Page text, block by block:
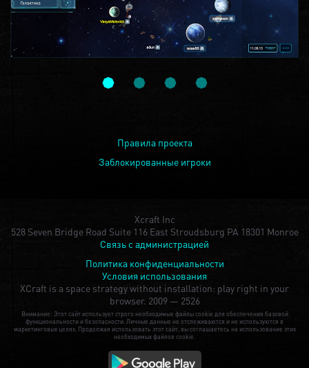
Правила проекта
Заблокированные игроки
Xcraft Inc
528 Seven Bridge Road Suite 116 East Stroudsburg PA 18301 Monroe
Связь с администрацией
Политика конфиденциальности
Условия использования
XCraft is a space strategy without installation: play right in your
browser. 2009 — 2526
Внимание: Этот сайт использует строго необходимые файлы cookie для обеспечения базовой
функциональности и безопасности. Личные данные не отслеживаются и не используются в
маркетинговых целях. Продолжая использовать этот сайт, вы соглашаетесь на использование этих
необходимых файлов cookie.